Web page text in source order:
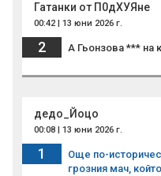
Гатанки от П0дХУЯне
00:42 | 13 юни 2026 г.
2 А Гьонзова *** на
дедо_Йоцо
00:08 | 13 юни 2026 г.
1
Още по-
грозния мач,